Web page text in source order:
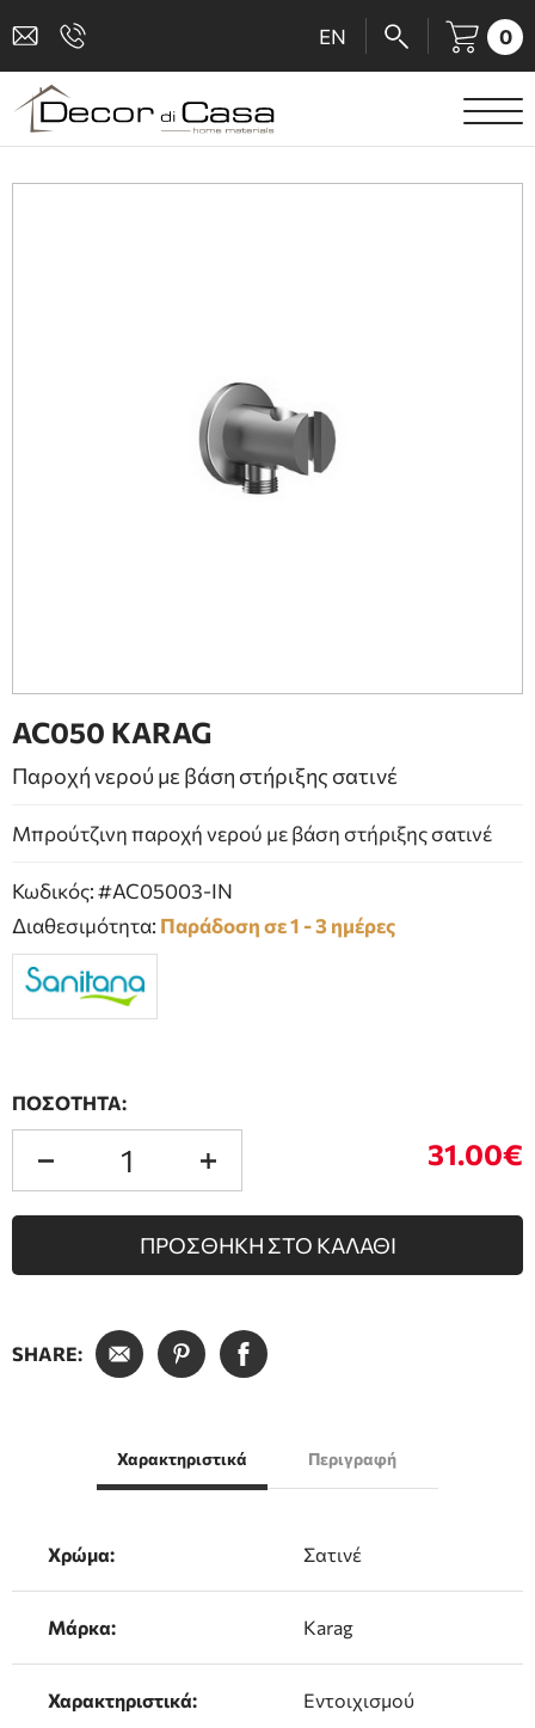
EN 0
ΕΙΔΗ ΥΓΙΕΙΝΗΣ
ΑΞΕΣΟΥΑΡ ΜΠΑΝΙΟΥ
ΤΖΑΚΙ
AC050 KARAG
Παροχή νερού με βάση στήριξης σατινέ
Μπρούτζινη παροχή νερού με βάση στήριξης σατινέ
Κωδικός: #AC05003-IN
Διαθεσιμότητα: Παράδοση σε 1 - 3 ημέρες
ΠΟΣΟΤΗΤΑ:
31.00€
ΠΡΟΣΘΗΚΗ ΣΤΟ ΚΑΛΑΘΙ
SHARE:
Χαρακτηριστικά
Χρώμα: Σατινέ
Μάρκα: Karag
Χαρακτηριστικά: Εντοιχισμού
Περιγραφή